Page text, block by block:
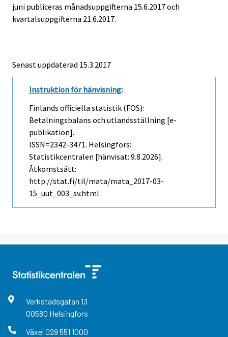
juni publiceras månadsuppgifterna 15.6.2017 och
kvartalsuppgifterna 21.6.2017.
Senast uppdaterad 15.3.2017
Instruktion för hänvisning:
Finlands officiella statistik (FOS):
Betalningsbalans och utlandsställning [e-
publikation].
ISSN=2342-3471. Helsingfors:
Statistikcentralen [hänvisat: 9.8.2026].
Åtkomstsätt:
http://stat.fi/til/mata/mata_2017-03-
15_uut_003_sv.html
Verkstadsgatan 13
00580 Helsingfors
Växel 029 551 1000